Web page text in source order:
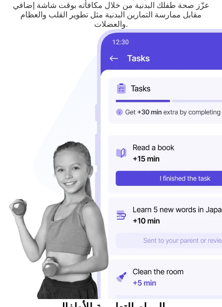
عزّز صحة طفلك البدنية من خلال مكافأته بوقت شاشة إضافي
مقابل ممارسة التمارين البدنية مثل تطوير القلب والعظام
والعضلات.